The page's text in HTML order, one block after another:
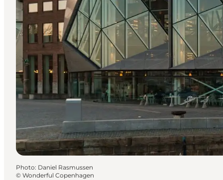
Photo: Daniel Rasmussen
© Wonderful Copenhagen